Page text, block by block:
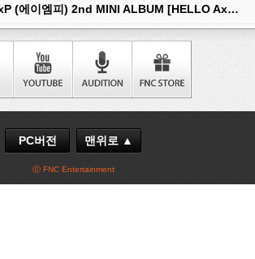
[예약 판매] AxMxP (에이엠피) 2nd MINI ALBUM [HELLO AxMxP] 예약 판매 안내
PC버전 맨위로 ▲
ⓒ FNC Entertainment